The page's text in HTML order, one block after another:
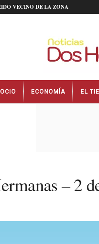
VECINO DE LA ZONA
OCIO ECONOMÍA EL
– 2